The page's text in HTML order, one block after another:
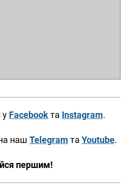
у Facebookта Instagram.
наш Telegram та Youtube.
першим!